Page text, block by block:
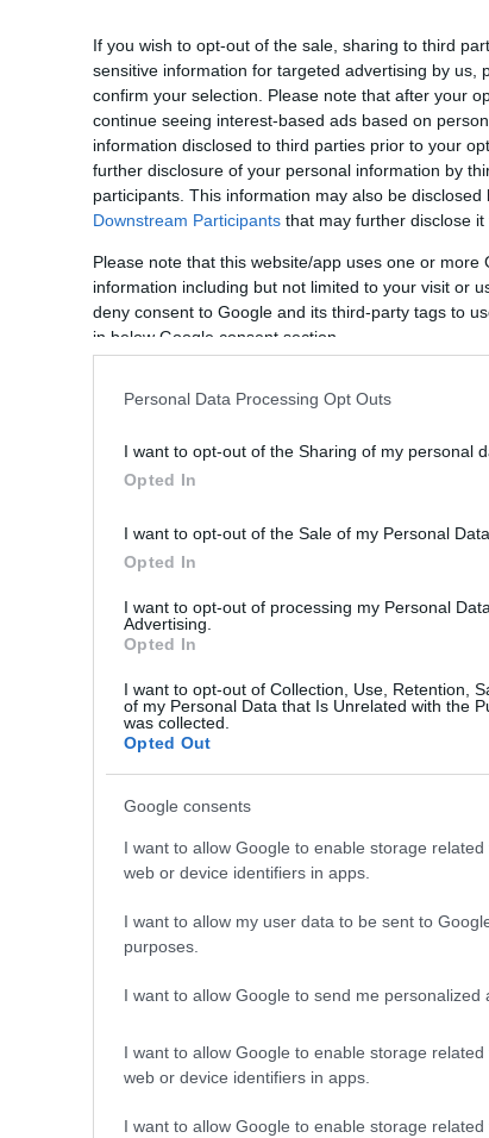
If you wish to opt-out of the sale, sharing to third
sensitive information for targeted advertising by us,
confirm your selection. Please note that after your
continue seeing interest-based ads based on
information disclosed to third parties prior to your
further disclosure of your personal information by
participants. This information may also be
Downstream Participants that may further disclose it
Please note that this website/app uses one or
information including but not limited to your visit or
deny consent to Google and its third-party tags to
in below Google consent section.
Personal Data Processing Opt Outs
I want to opt-out of the Sharing of my personal
Opted In
I want to opt-out of the Sale of my Personal Data.
Opted In
I want to opt-out of processing my Personal
Advertising.
Opted In
I want to opt-out of Collection, Use, Retention,
of my Personal Data that Is Unrelated with the
was collected.
Opted Out
Google consents
I want to allow Google to enable storage
web or device identifiers in apps.
I want to allow my user data to be sent to
purposes.
I want to allow Google to send me personalized
I want to allow Google to enable storage
web or device identifiers in apps.
I want to allow Google to enable storage
Amire többmillióan vártunk:
szombattól másodfokúra
csökken a riasztás
Helyi hírek
növényzetet
Történelmi táj,
köve mesél –
Angolkert